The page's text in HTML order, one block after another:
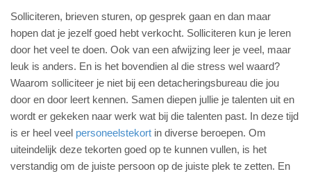
Solliciteren, brieven sturen, op gesprek gaan en dan maar
hopen dat je jezelf goed hebt verkocht. Solliciteren kun je leren
door het veel te doen. Ook van een afwijzing leer je veel, maar
leuk is anders. En is het bovendien al die stress wel waard?
Waarom solliciteer je niet bij een detacheringsbureau die jou
door en door leert kennen. Samen diepen jullie je talenten uit en
wordt er gekeken naar werk wat bij die talenten past. In deze tijd
is er heel veel personeelstekort in diverse beroepen. Om
uiteindelijk deze tekorten goed op te kunnen vullen, is het
verstandig om de juiste persoon op de juiste plek te zetten. En